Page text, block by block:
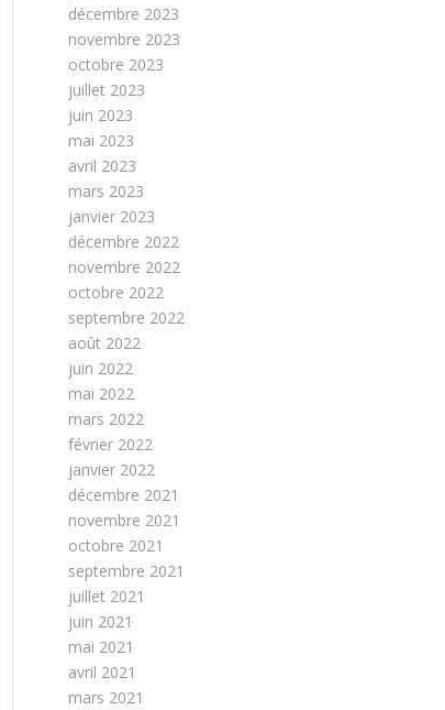
décembre 2023
novembre 2023
octobre 2023
juillet 2023
juin 2023
mai 2023
avril 2023
mars 2023
janvier 2023
décembre 2022
novembre 2022
octobre 2022
septembre 2022
août 2022
juin 2022
mai 2022
mars 2022
février 2022
janvier 2022
décembre 2021
novembre 2021
octobre 2021
septembre 2021
juillet 2021
juin 2021
mai 2021
avril 2021
mars 2021